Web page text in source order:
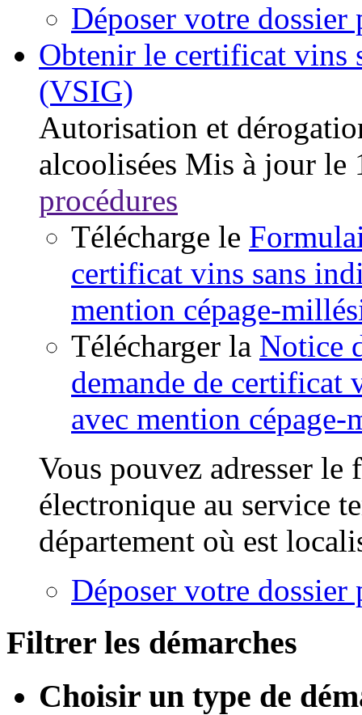
Déposer votre
Obtenir le certificat vins
(VSIG)
Autorisation et
alcoolisées Mis à jour le
procédures
Télécharge le
certificat vins sans
mention cépage-
Télécharger la Notice
demande de certificat
avec mention cépage-
Vous pouvez adresser
électronique au service
département où est
Déposer votre
Filtrer les démarches
Choisir un type de